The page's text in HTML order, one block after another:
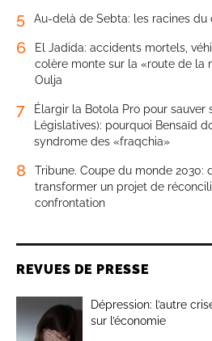
5 Au-delà de Sebta: les racines du
6
El Jadida: accidents mortels,
colère monte sur la «route de la
Oulja
7
Élargir la Botola Pro pour sauver
Législatives): pourquoi Bensaïd
syndrome des «fraqchia»
8
Tribune. Coupe du monde 2030:
transformer un projet de
confrontation
REVUES DE PRESSE
Dépression: l’autre
sur l’économie